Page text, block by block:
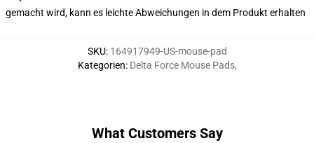
gemacht wird, kann es leichte Abweichungen in dem Produkt erhalten
SKU: 164917949-US-mouse-pad
Kategorien: Delta Force Mouse Pads,
What Customers Say